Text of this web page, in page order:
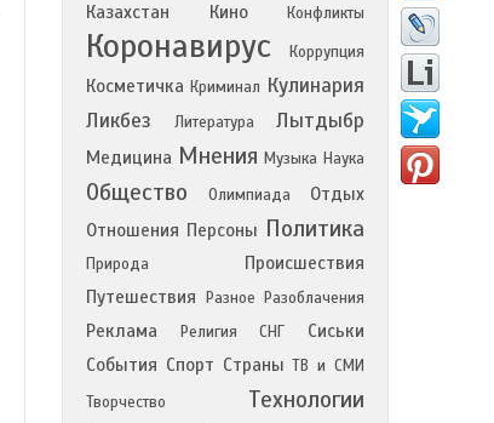
Казахстан Кино Конфликты
Коронавирус Коррупция
Косметичка Криминал Кулинария
Ликбез
Литература Лытдыбр
Медицина Мнения Музыка Наука
Общество Олимпиада
Отдых
Отношения Персоны Политика
Природа
Происшествия
Путешествия
Разное Разоблачения
Реклама Религия СНГ
Сиськи
События Спорт Страны ТВ и СМИ
Творчество
Технологии